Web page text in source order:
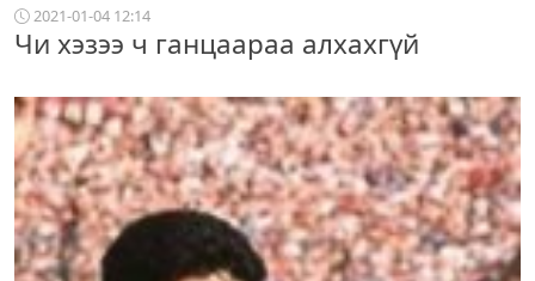
2021-01-04 12:14
Чи хэзээ ч ганцаараа алхахгүй